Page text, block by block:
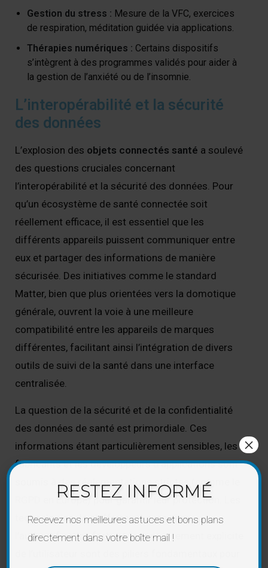
Gestion du stress : Mesure de la VFC, exercices
de respiration, méditation guidée via applications.
Thérapies numériques : Certains dispositifs
s’intègrent à des programmes validés pour aider à
la gestion de l’anxiété ou de l’insomnie.
L’interopérabilité et la sécurité
des données
L’explosion des objets connectés santé a soulevé
des questions cruciales concernant
l’interopérabilité et la sécurité des données. Pour
qu’un écosystème de santé connectée soit
réellement efficace, il est essentiel que les
différents appareils puissent communiquer entre
eux et partager des informations de manière
sécurisée. Des initiatives comme le standard
Matter, bien que plus orientées vers la domotique
générale, ouvrent la voie à une meilleure
compatibilité entre les appareils de marques
différentes, facilitant ainsi l’intégration de divers
outils de suivi de la santé dans une interface
centralisée.
La question de la sécurité et de la confidentialité
des données de santé est primordiale. Ces
informations étant particulièrement sensibles, les
fabricants et les développeurs d’applications sont
soumis à des réglementations strictes (comme le
RGPD en Europe) pour garantir leur protection. Les
technologies de chiffrement avancées,
l’authentification forte et le consentement explicite
RESTEZ INFORMÉ
Recevez nos meilleures astuces et bons plans
directement dans votre boîte mail !
×